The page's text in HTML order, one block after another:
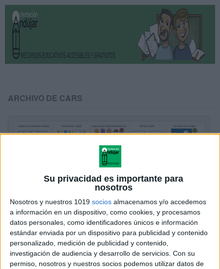
Su privacidad es importante para
nosotros
Nosotros y nuestros 1019 socios almacenamos y/o accedemos
a información en un dispositivo, como cookies, y procesamos
datos personales, como identificadores únicos e información
estándar enviada por un dispositivo para publicidad y contenido
personalizado, medición de publicidad y contenido,
investigación de audiencia y desarrollo de servicios. Con su
permiso, nosotros y nuestros socios podemos utilizar datos de
ARCHIVO DE CARS
BONITO CUADERNO FORMAS
GEOMETRICAS Y ATENCIÓN
Publicado el 7 octubre, 2020